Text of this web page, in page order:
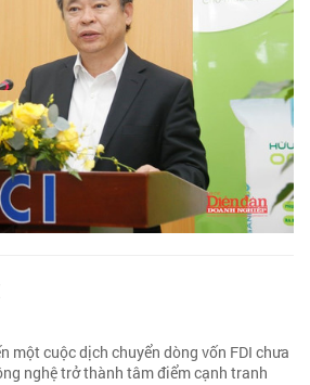
một cuộc dịch chuyển dòng vốn FDI chưa
nghệ trở thành tâm điểm cạnh tranh